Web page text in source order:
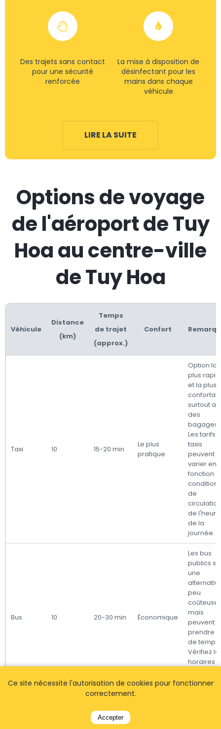
Des trajets sans contact
pour une sécurité
renforcée
La mise à disposition de
désinfectant pour les
mains dans chaque
véhicule
LIRE LA SUITE
Options de voyage
de l'aéroport de Tuy
Hoa au centre-ville
de Tuy Hoa
Véhicule
Distance
(km)
Temps
de trajet
(approx.)
Confort
Taxi 10 15-20 min
Le plus
pratique
Option la
plus
et la plus
surtout
des
bagages.
Les tarifs
taxis
peuvent
varier en
fonction
conditions
de
de l'heure
de la
journée.
Bus 10 20-30 min Économique
Les bus
publics
une
peu
coûteuse
mais
peuvent
prendre
de temps.
Vérifiez
horaires
l'avance.
Ce site nécessite l'autorisation de cookies pour fonctionner
correctement.
Accepter